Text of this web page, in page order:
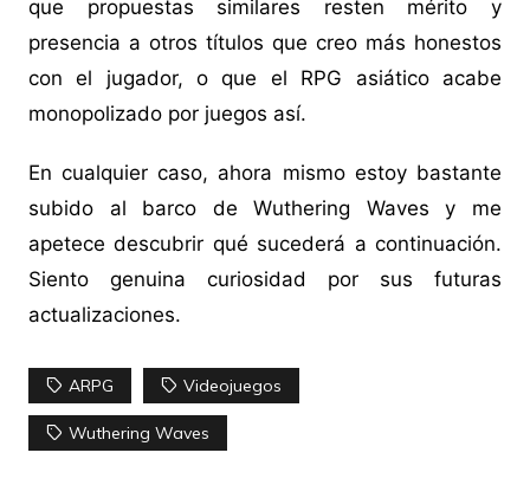
que propuestas similares resten mérito y
presencia a otros títulos que creo más honestos
con el jugador, o que el RPG asiático acabe
monopolizado por juegos así.
En cualquier caso, ahora mismo estoy bastante
subido al barco de Wuthering Waves y me
apetece descubrir qué sucederá a continuación.
Siento genuina curiosidad por sus futuras
actualizaciones.
ARPG Videojuegos
Wuthering Waves